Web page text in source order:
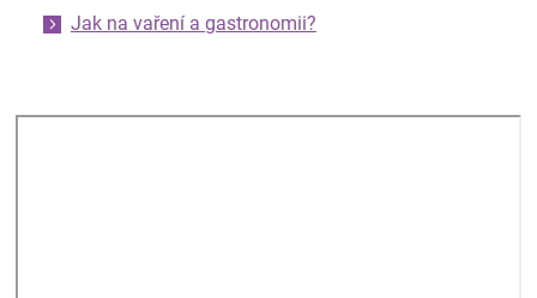
Jak na vaření a gastronomii?